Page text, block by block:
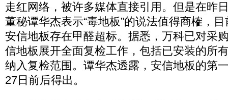
走红网络，被许多媒体直接引用。但是在昨
董秘谭华杰表示“毒地板”的说法值得商榷，
安信地板存在甲醛超标。据悉，万科已对采
信地板展开全面复检工作，包括已安装的所
纳入复检范围。谭华杰透露，安信地板的第
27日前后得出。